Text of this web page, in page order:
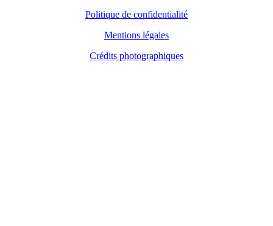
Politique de confidentialité
Mentions légales
Crédits photographiques